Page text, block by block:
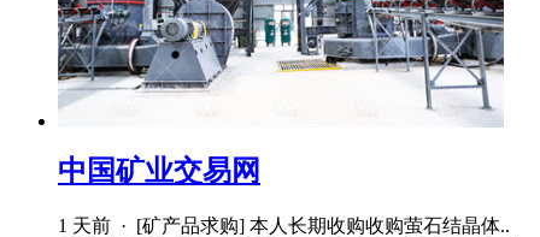
中国矿业交易网
1 天前 · [矿产品求购] 本人长期收购收购萤石结晶体..